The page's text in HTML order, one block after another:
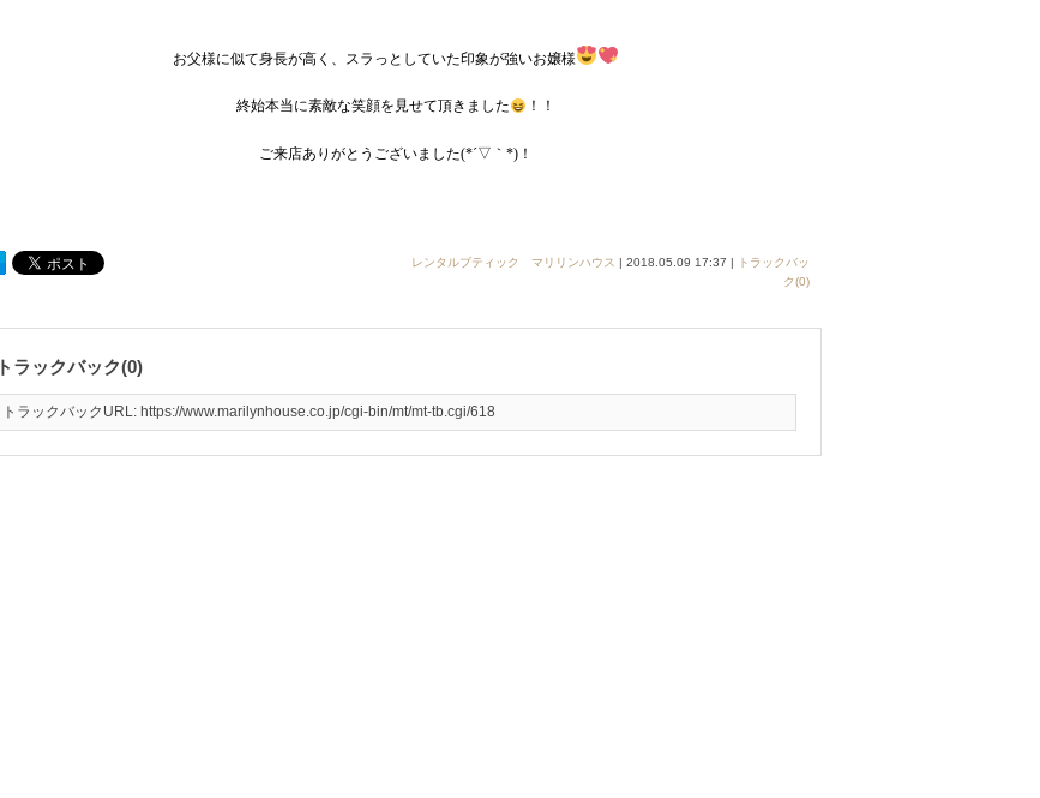
お父様に似て身長が高く、スラっとしていた印象が強いお嬢様
終始本当に素敵な笑顔を見せて頂きました ！！
ご来店ありがとうございました(*´▽｀*)！
レンタルブティック マリリンハウス | 2018.05.09 17:37 |
トラックバッ
ク(0)
トラックバック(0)
トラックバックURL: https://www.marilynhouse.co.jp/cgi-bin/mt/mt-tb.cgi/618